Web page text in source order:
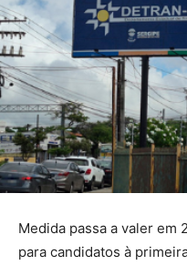
Medida passa a valer em
para candidatos à